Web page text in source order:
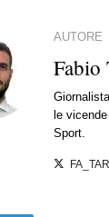
AUTORE
Fabio
le
Sport.